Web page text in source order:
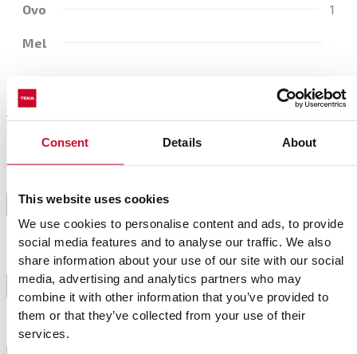
Consent Details About
This website uses cookies
We use cookies to personalise content and ads, to provide
social media features and to analyse our traffic. We also
share information about your use of our site with our social
media, advertising and analytics partners who may
combine it with other information that you’ve provided to
them or that they’ve collected from your use of their
services.
Ovo 1
Mel
Preparación
1
laranja e estrela de anis e leve ao lume. Quando
10 minutos.
2
Coe o leite para um recipiente raso e deixe
arrefecer.
Corte o pão em rodelas com cerca de 2-3 cm. De